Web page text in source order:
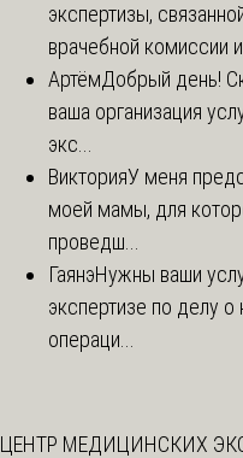
экспертизы,
врачебной комиссии
АртёмДобрый день!
ваша организация
экс...
ВикторияУ меня
моей мамы, для
проведш...
ГаянэНужны ваши
экспертизе по делу о
операци...
ЦЕНТР МЕДИЦИНСКИХ